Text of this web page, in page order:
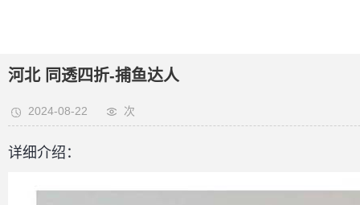
河北 同透四折-捕鱼达人
2024-08-22 次
详细介绍：